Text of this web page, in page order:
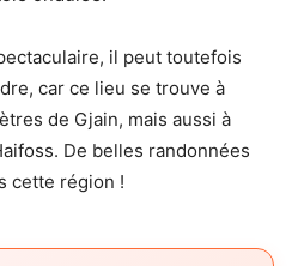
il peut toutefois
car ce lieu se trouve à
de Gjain, mais aussi à
De belles randonnées
cette région !